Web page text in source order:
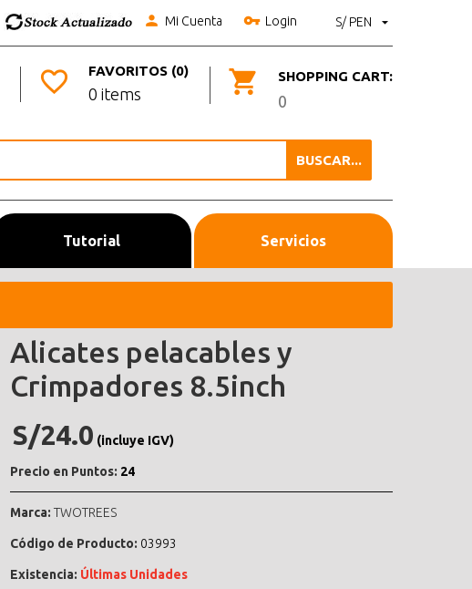
S/ PEN
Mi Cuenta Login
SHOPPING CART:
0
FAVORITOS (0)
0 items
BUSCAR...
Tutorial Servicios
Alicates pelacables y
Crimpadores 8.5inch
S/24.0 (incluye IGV)
Precio en Puntos: 24
Marca: TWOTREES
Código de Producto: 03993
Existencia: Últimas Unidades